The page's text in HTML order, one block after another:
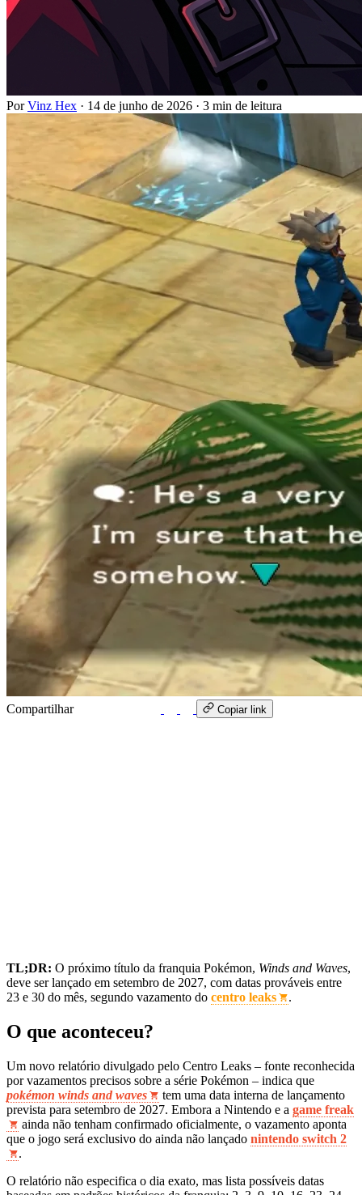
PorVinz Hex · 14 de junho de 2026 · 3 min de leitura
Compartilhar Copiar link
TL;DR: O próximo título da franquia Pokémon, Winds and Waves,
deve ser lançado em setembro de 2027, com datas prováveis entre
23 e 30 do mês, segundo vazamento do centro leaks .
O que aconteceu?
Um novo relatório divulgado pelo Centro Leaks – fonte reconhecida
por vazamentos precisos sobre a série Pokémon – indica que
pokémon winds and waves
tem uma data interna de lançamento
prevista para setembro de 2027. Embora a Nintendo e a game freak
ainda não tenham confirmado oficialmente, o vazamento aponta
que o jogo será exclusivo do ainda não lançado nintendo switch 2
.
O relatório não especifica o dia exato, mas lista possíveis datas